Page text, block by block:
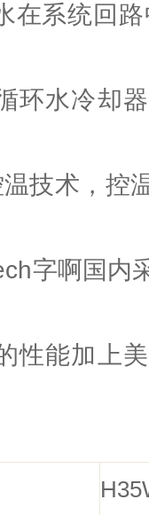
系统回路
水冷却
技术，控
字啊国内
能加上